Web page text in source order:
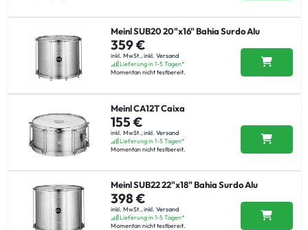
Meinl SUB20 20"x16" Bahia Surdo Alu
359 €
inkl. MwSt., inkl. Versand
Lieferung in 1-5 Tagen*
Momentan nicht testbereit.
Meinl CA12T Caixa
155 €
inkl. MwSt., inkl. Versand
Lieferung in 1-5 Tagen*
Momentan nicht testbereit.
Meinl SUB22 22"x18" Bahia Surdo Alu
398 €
inkl. MwSt., inkl. Versand
Lieferung in 1-5 Tagen*
Momentan nicht testbereit.